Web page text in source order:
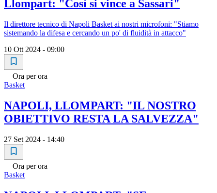
Llompart: "Così si vince a Sassari"
Il direttore tecnico di Napoli Basket ai nostri microfoni: "Stiamo
sistemando la difesa e cercando un po' di fluidità in attacco"
10 Ott 2024 - 09:00
Ora per ora
Basket
NAPOLI, LLOMPART: "IL NOSTRO
OBIETTIVO RESTA LA SALVEZZA"
27 Set 2024 - 14:40
Ora per ora
Basket